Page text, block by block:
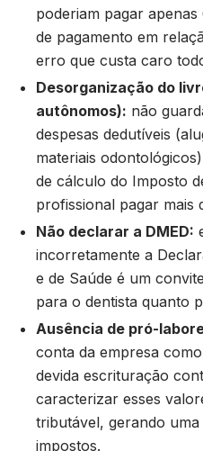
poderiam pagar
de pagamento em
erro que custa caro
Desorganização do
autônomos): não
despesas dedutíveis
materiais
de cálculo do Imposto
profissional pagar mais
Não declarar a DMED:
incorretamente a
e de Saúde é um
para o dentista quanto
Ausência de pró-
conta da empresa
devida escrituração
caracterizar esses
tributável, gerando
impostos.